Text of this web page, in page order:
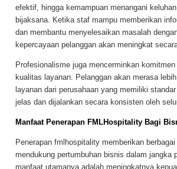
efektif, hingga kemampuan menangani
bijaksana. Ketika staf mampu memberikan
dan membantu menyelesaikan masalah
kepercayaan pelanggan akan meningkat
Profesionalisme juga mencerminkan
kualitas layanan. Pelanggan akan merasa
layanan dari perusahaan yang memiliki
jelas dan dijalankan secara konsisten oleh
Manfaat Penerapan FMLHospitality Bagi
Penerapan fmlhospitality memberikan
mendukung pertumbuhan bisnis dalam jangka
manfaat utamanya adalah meningkatnya